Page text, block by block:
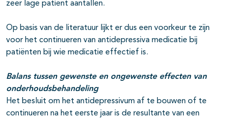
zeer lage patiënt aantallen.
Op basis van de literatuur lijkt er dus een voorkeur te zijn
voor het continueren van antidepressiva medicatie bij
patiënten bij wie medicatie effectief is.
Balans tussen gewenste en ongewenste effecten van
onderhoudsbehandeling
Het besluit om het antidepressivum af te bouwen of te
continueren na het eerste jaar is de resultante van een